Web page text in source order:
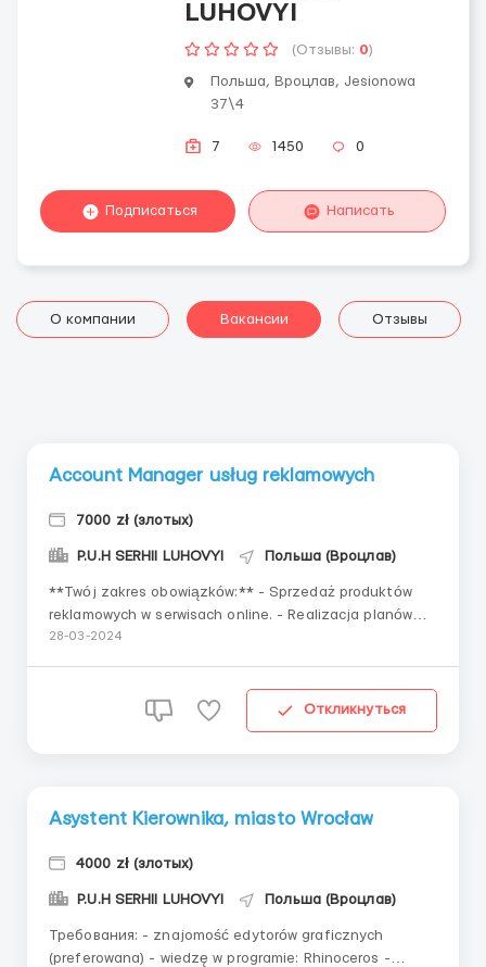
LUHOVYI
(Отзывы: 0)
Польша, Вроцлав, Jesionowa
37\4
7 1450 0
Подписаться Написать
О компании Вакансии Отзывы
Account Manager usług reklamowych
7000 zł (злотых)
P.U.H SERHII LUHOVYI Польша (Вроцлав)
**Twój zakres obowiązków:** - Sprzedaż produktów
reklamowych w serwisach online. - Realizacja planów
sprzedaży w ramach powierzonych projektów. -
28-03-2024
Откликнуться
Asystent Kierownika, miasto Wrocław
4000 zł (злотых)
P.U.H SERHII LUHOVYI Польша (Вроцлав)
Требования: - znajomość edytorów graficznych
(preferowana) - wiedzę w programie: Rhinoceros -